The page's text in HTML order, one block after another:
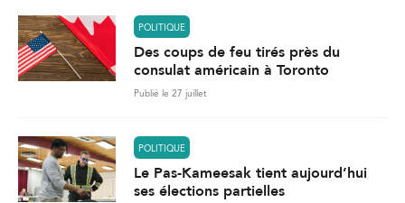
POLITIQUE
Des coups de feu tirés près du
consulat américain à Toronto
Publié le 27 juillet
POLITIQUE
Le Pas-Kameesak tient aujourd’hui
ses élections partielles